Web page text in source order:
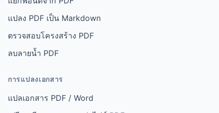
แปลง PDF เป็น Markdown
ตรวจสอบโครงสร้าง PDF
ลบลายน้ำ PDF
การแปลงเอกสาร
แปลเอกสาร PDF / Word